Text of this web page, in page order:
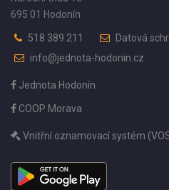
695 01 Hodonín
518 389 211
Datová
info@jednota-hodonin.cz
Jednota Hodonín
COOP Morava
Vnitřní oznamovací systém